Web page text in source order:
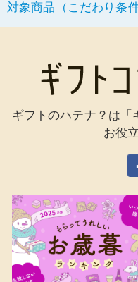
対象商品（こだわり条
ギフトのハテナ？は「
お役